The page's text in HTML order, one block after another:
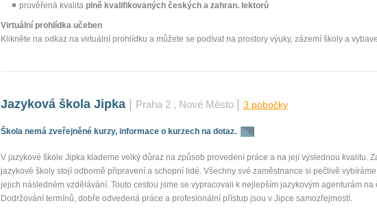
prověřená kvalita plně kvalifikovaných českých a zahran. lektorů
Virtuální prohlídka učeben
Klikněte na odkaz na virtuální prohlídku a můžete se podívat na prostory výuky, zázemí školy a
Jazyková škola Jipka Praha 2 , Nové Město 3 pobočky
Škola nemá zveřejněné kurzy, informace o kurzech na dotaz. sk
V jazykové škole Jipka klademe velký důraz na způsob provedení práce a na její výslednou kvalitu.
jazykové školy stojí odborně připravení a schopní lidé. Všechny své zaměstnance si pečlivě
jejich následném vzdělávání. Touto cestou jsme se vypracovali k nejlepším jazykovým agenturám na
Dodržování termínů, dobře odvedená práce a profesionální přístup jsou v Jipce samozřejmostí.